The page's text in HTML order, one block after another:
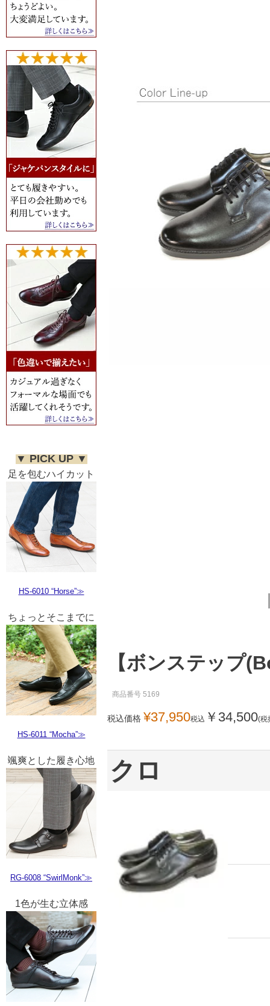
▼ PICK UP ▼
足を包むハイカット
HS-6010 “Horse”≫
ちょっとそこまでに
HS-6011 “Mocha”≫
颯爽とした履き心地
RG-6008 “SwirlMonk”≫
1色が生む立体感
【ボンステップ
商品番号 5169
税込価格 ¥37,950税込 ￥ 34,500(税
クロ